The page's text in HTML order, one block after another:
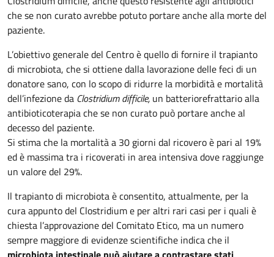
che se non curato avrebbe potuto portare anche alla morte del
paziente.
L’obiettivo generale del Centro è quello di fornire il trapianto
di microbiota, che si ottiene dalla lavorazione delle feci di un
donatore sano, con lo scopo di ridurre la morbidità e mortalità
dell’infezione da Clostridium difficile, un batteriorefrattario alla
antibioticoterapia che se non curato può portare anche al
decesso del paziente.
Si stima che la mortalità a 30 giorni dal ricovero è pari al 19%
ed è massima tra i ricoverati in area intensiva dove raggiunge
un valore del 29%.
Il trapianto di microbiota è consentito, attualmente, per la
cura appunto del Clostridium e per altri rari casi per i quali è
chiesta l’approvazione del Comitato Etico, ma un numero
sempre maggiore di evidenze scientifiche indica che il